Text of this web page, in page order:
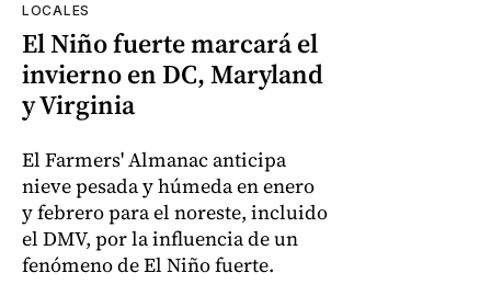
LOCALES
El Niño fuerte marcará el
invierno en DC, Maryland
y Virginia
El Farmers' Almanac anticipa
nieve pesada y húmeda en enero
y febrero para el noreste, incluido
el DMV, por la influencia de un
fenómeno de El Niño fuerte.